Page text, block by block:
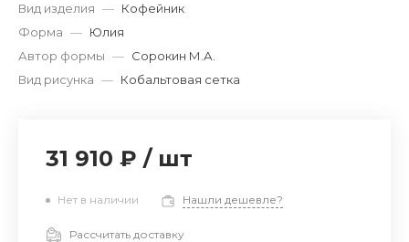
Вид изделия — Кофейник
Форма — Юлия
Автор формы — Сорокин М.А.
Вид рисунка — Кобальтовая сетка
31 910 ₽ / шт
Нет в наличии Нашли дешевле?
Рассчитать доставку